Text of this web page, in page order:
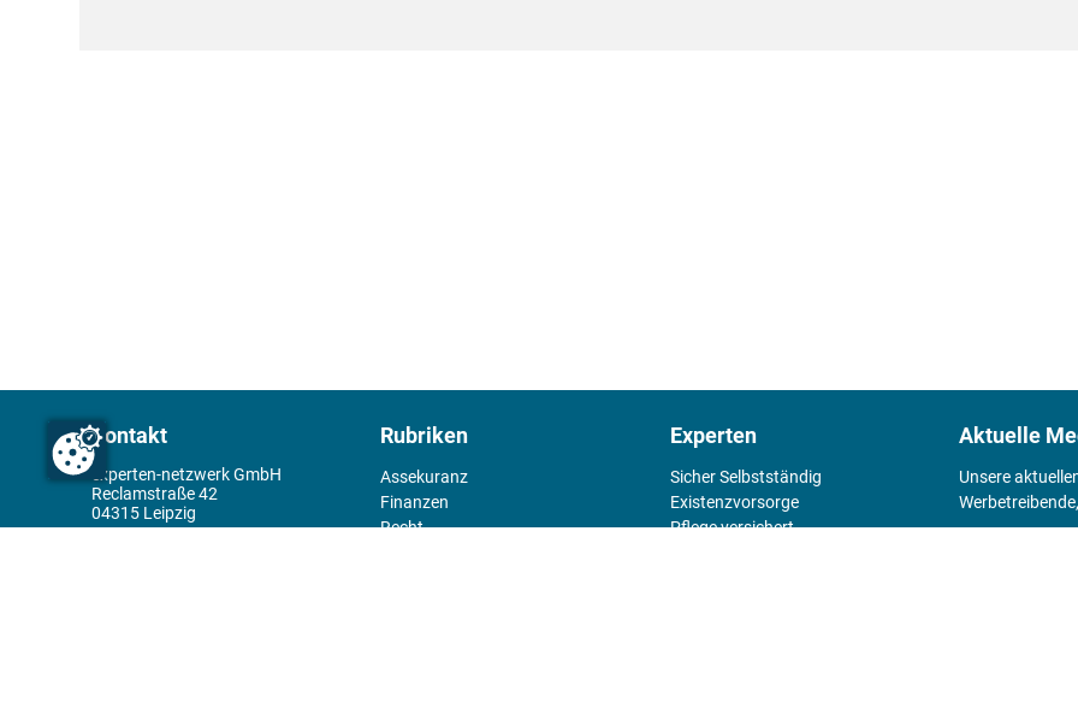
Kontakt
experten-netzwerk GmbH
Reclamstraße 42
04315 Leipzig
Rubriken
Assekuranz
Finanzen
Recht
Experten
Sicher Selbstständig
Existenz­vorsorge
Pflege versichert
Aktuelle
Unsere